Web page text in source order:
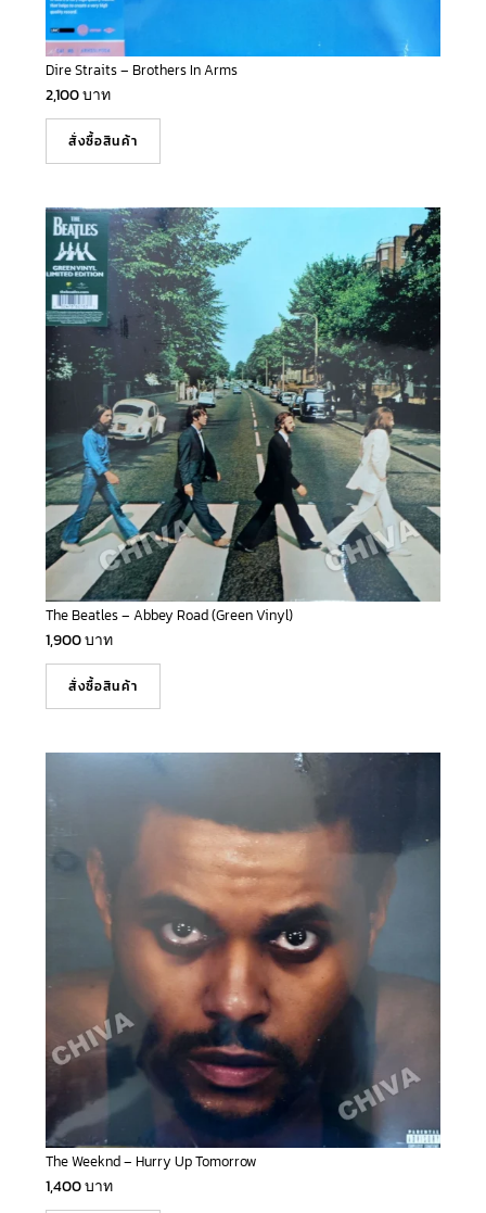
Dire Straits – Brothers In Arms
2,100บาท
สั่งซื้อสินค้า
The Beatles – Abbey Road (Green Vinyl)
1,900บาท
สั่งซื้อสินค้า
The Weeknd – Hurry Up Tomorrow
1,400บาท